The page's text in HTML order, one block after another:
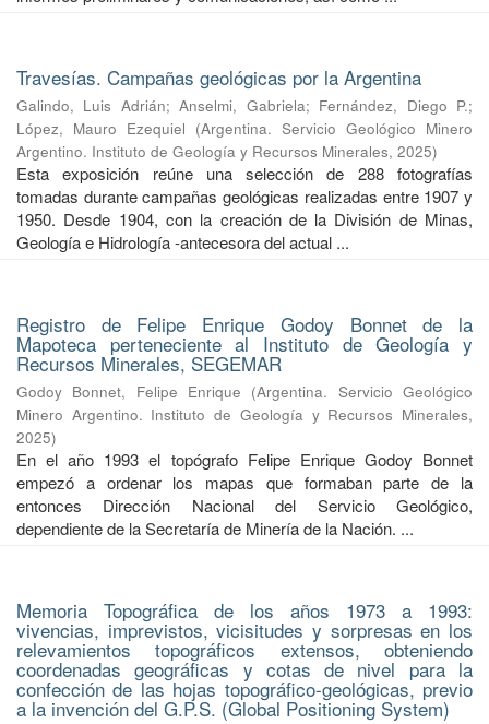
Travesías. Campañas geológicas por la Argentina
Galindo, Luis Adrián;Anselmi, Gabriela; Fernández, Diego P.;
López, Mauro Ezequiel (Argentina. Servicio Geológico Minero
Argentino. Instituto de Geología y Recursos Minerales, 2025)
Esta exposición reúne una selección de 288 fotografías
tomadas durante campañas geológicas realizadas entre 1907 y
1950. Desde 1904, con la creación de la División de Minas,
Geología e Hidrología -antecesora del actual ...
Registro de Felipe Enrique Godoy Bonnet de la
Mapoteca perteneciente al Instituto de Geología y
Recursos Minerales, SEGEMAR
Godoy Bonnet, Felipe Enrique (Argentina. Servicio Geológico
Minero Argentino. Instituto de Geología y Recursos Minerales,
2025)
En el año 1993 el topógrafo Felipe Enrique Godoy Bonnet
empezó a ordenar los mapas que formaban parte de la
entonces Dirección Nacional del Servicio Geológico,
dependiente de la Secretaría de Minería de la Nación. ...
Memoria Topográfica de los años 1973 a 1993:
vivencias, imprevistos, vicisitudes y sorpresas en los
relevamientos topográficos extensos, obteniendo
coordenadas geográficas y cotas de nivel para la
confección de las hojas topográfico-geológicas, previo
a la invención del G.P.S. (Global Positioning System)